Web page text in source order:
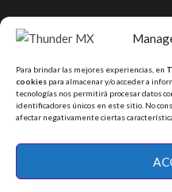
Para brindar las mejores experiencias, en
cookies para almacenar y/o acceder a
tecnologías nos permitirá procesar datos
identificadores únicos en este sitio. No
afectar negativamente ciertas